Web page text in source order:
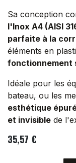
Sa conception
l'Inox A4 (AISI
parfaite à la
éléments en
fonctionnement
Idéale pour les
bateau, ou les
esthétique
et invisible de
35,57 €